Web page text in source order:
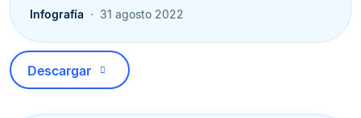
Infografía 31 agosto 2022
Descargar